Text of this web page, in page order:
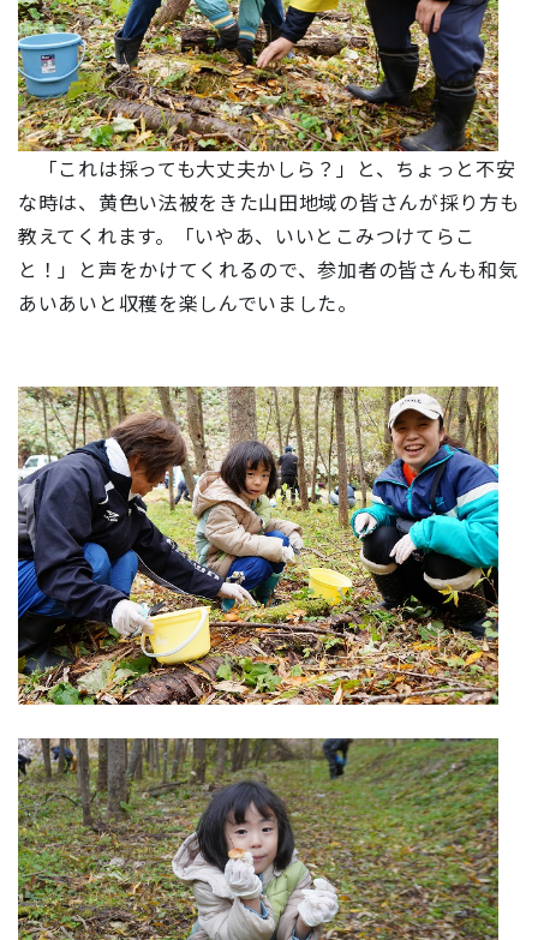
「これは採っても大丈夫かしら？」と、ちょっと不安
な時は、黄色い法被をきた山田地域の皆さんが採り方も
教えてくれます。「いやあ、いいとこみつけてらこ
と！」と声をかけてくれるので、参加者の皆さんも和気
あいあいと収穫を楽しんでいました。